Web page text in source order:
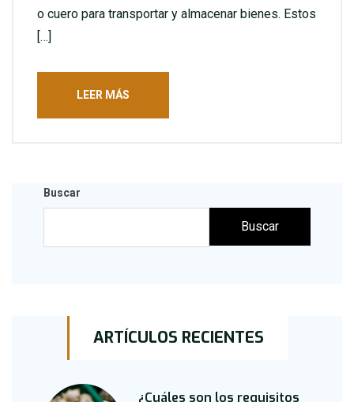
o cuero para transportar y almacenar bienes. Estos
[…]
LEER MÁS
Buscar
Buscar
ARTÍCULOS RECIENTES
¿Cuáles son los requisitos